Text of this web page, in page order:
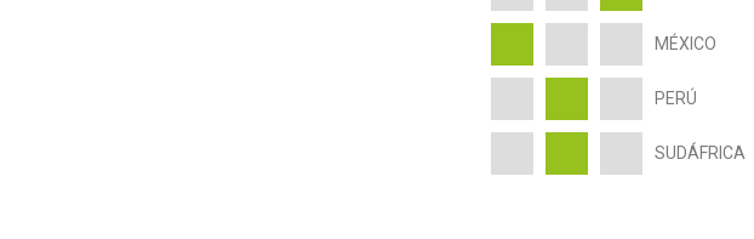
MÉXICO
PERÚ
SUDÁFRICA